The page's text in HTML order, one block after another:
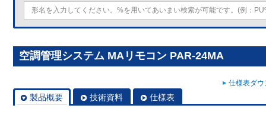
空調管理システム MAリモコン PAR-24MA
仕様表ダ
製品概要 技術資料 仕様表